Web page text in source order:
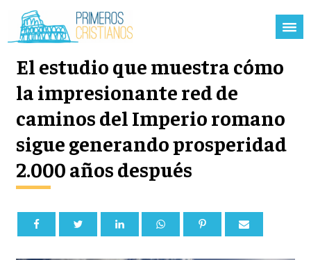
El estudio que muestra cómo
la impresionante red de
caminos del Imperio romano
sigue generando prosperidad
2.000 años después